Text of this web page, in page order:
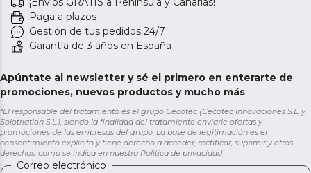
Paga a plazos
Gestión de tus pedidos 24/7
Garantía de 3 años en España
Apúntate al newsletter y sé el primero en enterarte de
promociones, nuevos productos y mucho más
*El responsable del tratamiento es el grupo Cecotec (Cecotec Innovaciones S.L. y
Solotriatlon S.L.), siendo la finalidad del tratamiento enviarle ofertas y
promociones de las empresas del grupo. La base de legitimación es el
consentimiento explícito y tiene derecho a acceder, rectificar, suprimir y otros
derechos, como se indica en nuestra Política de privacidad
Correo electrónico